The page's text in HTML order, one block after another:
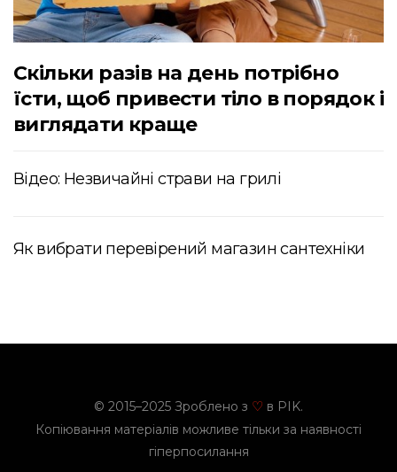
Скільки разів на день потрібно
їсти, щоб привести тіло в порядок і
виглядати краще
Відео: Незвичайні страви на грилі
Як вибрати перевірений магазин сантехніки
© 2015–2025 Зроблено з ♡ в PIK.
Копіювання матеріалів можливе тільки за наявності
гіперпосилання